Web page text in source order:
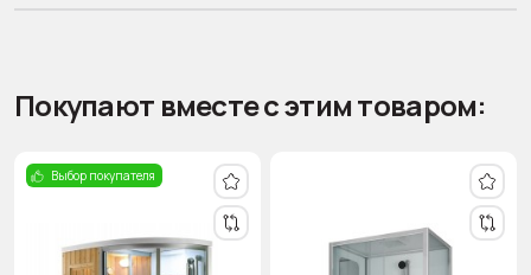
Покупают вместе с этим товаром:
Выбор покупателя